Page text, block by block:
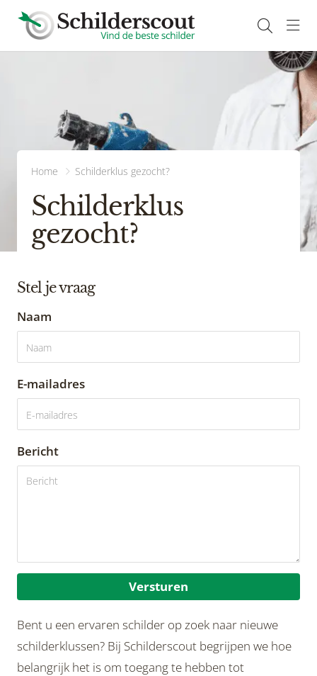
Home Schilderklus gezocht?
Schilderklus
gezocht?
Stel je vraag
Naam
E-mailadres
Bericht
Versturen
Bent u een ervaren schilder op zoek naar nieuwe
schilderklussen? Bij Schilderscout begrijpen we hoe
belangrijk het is om toegang te hebben tot